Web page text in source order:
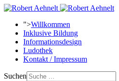
">Willkommen
Inklusive Bildung
Informationsdesign
Ludothek
Kontakt / Impressum
Suchen